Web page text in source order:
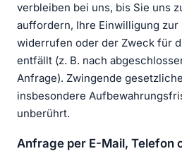
verbleiben bei uns, bis Sie uns
auffordern, Ihre Einwilligung zur
widerrufen oder der Zweck für
entfällt (z. B. nach
Anfrage). Zwingende
insbesondere
unberührt.
Anfrage per E-Mail, Telefon